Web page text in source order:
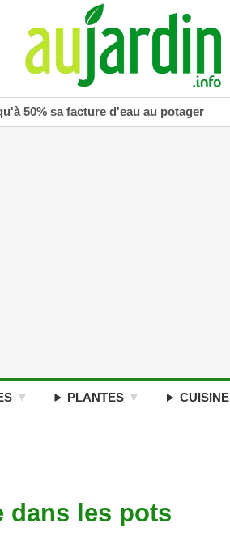
50% sa facture d'eau au potager
PLANTES CUISINE
dans les pots